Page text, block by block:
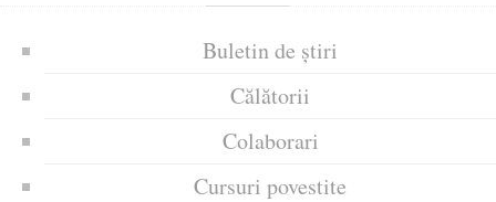
Buletin de știri
Călătorii
Colaborari
Cursuri povestite